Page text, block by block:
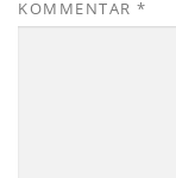
KOMMENTAR *